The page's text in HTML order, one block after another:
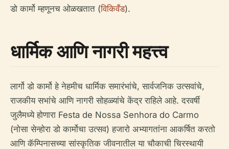
डो कार्मो म्हणूनच ओळखतात (विकिवँड).
धार्मिक आणि नागरी महत्त्व
लार्गो डो कार्मो हे नेहमीच धार्मिक समारंभांचे, सार्वजनिक उत्सवांचे,
राजकीय सभांचे आणि नागरी सोहळ्यांचे केंद्र राहिले आहे. दरवर्षी
जुलैमध्ये होणारा Festa de Nossa Senhora do Carmo
(नोसा सेन्होरा डो कार्मोचा उत्सव) हजारो अभ्यागतांना आकर्षित करतो
आणि कॅम्पिनासच्या सांस्कृतिक जीवनातील या चौकाची चिरस्थायी